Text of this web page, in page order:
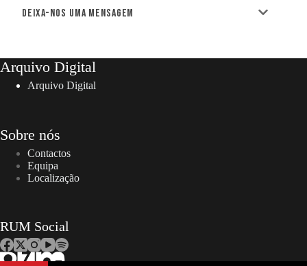
Deixa-nos uma mensagem
Arquivo Digital
Arquivo Digital
Sobre nós
Contactos
Equipa
Localização
RUM Social